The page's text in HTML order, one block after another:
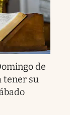
de
tener su